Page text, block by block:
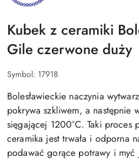
Kubek z ceramiki
Gile czerwone duży
Symbol: 17918
Bolesławieckie naczynia
pokrywa szkliwem, a następnie
sięgającej 1200°C. Taki proces
ceramika jest trwała i odporna
podawać gorące potrawy i